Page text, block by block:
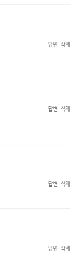
답변 삭제
답변 삭제
답변 삭제
답변 삭제